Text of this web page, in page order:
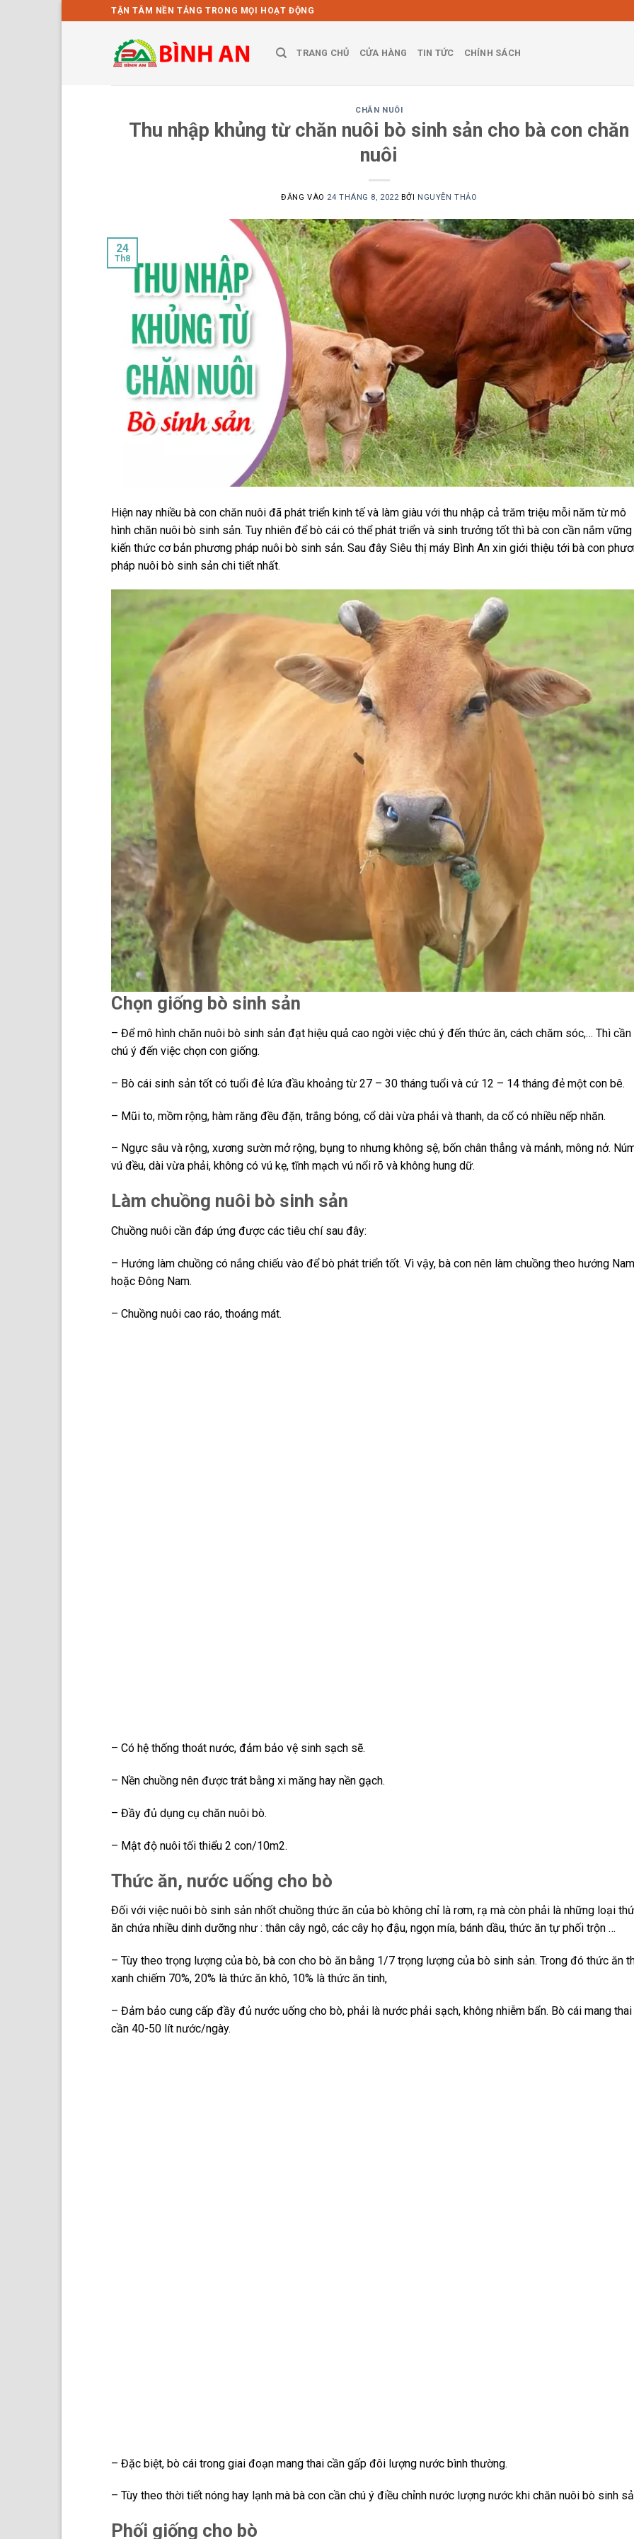
qua
TẬN TÂM NỀN TẢNG TRONG MỌI HOẠT ĐỘNG
TRANG CHỦ CỬA HÀNG TIN TỨC CHÍNH SÁCH
CHĂN NUÔI
Thu nhập khủng từ chăn nuôi bò sinh sản cho bà con chăn
nuôi
ĐĂNG VÀO 24 THÁNG 8, 2022 BỞI NGUYỄN THẢO
24
Th8
Hiện nay nhiều bà con chăn nuôi đã phát triển kinh tế và làm giàu với thu nhập cả trăm triệu mỗi năm từ mô
hình chăn nuôi bò sinh sản. Tuy nhiên để bò cái có thể phát triển và sinh trưởng tốt thì bà con cần nắm vững
kiến thức cơ bản phương pháp nuôi bò sinh sản. Sau đây Siêu thị máy Bình An xin giới thiệu tới bà con
pháp nuôi bò sinh sản chi tiết nhất.
Chọn giống bò sinh sản
– Để mô hình chăn nuôi bò sinh sản đạt hiệu quả cao ngời việc chú ý đến thức ăn, cách chăm sóc,… Thì cần
chú ý đến việc chọn con giống.
– Bò cái sinh sản tốt có tuổi đẻ lứa đầu khoảng từ 27 – 30 tháng tuổi và cứ 12 – 14 tháng đẻ một con bê.
– Mũi to, mồm rộng, hàm răng đều đặn, trắng bóng, cổ dài vừa phải và thanh, da cổ có nhiều nếp nhăn.
– Ngực sâu và rộng, xương sườn mở rộng, bụng to nhưng không sệ, bốn chân thẳng và mảnh, mông nở.
vú đều, dài vừa phải, không có vú kẹ, tĩnh mạch vú nổi rõ và không hung dữ.
Làm chuồng nuôi bò sinh sản
Chuồng nuôi cần đáp ứng được các tiêu chí sau đây:
– Hướng làm chuồng có nắng chiếu vào để bò phát triển tốt. Vì vậy, bà con nên làm chuồng theo hướng Nam
hoặc Đông Nam.
– Chuồng nuôi cao ráo, thoáng mát.
– Có hệ thống thoát nước, đảm bảo vệ sinh sạch sẽ.
– Nền chuồng nên được trát bằng xi măng hay nền gạch.
– Đầy đủ dụng cụ chăn nuôi bò.
– Mật độ nuôi tối thiểu 2 con/10m2.
Thức ăn, nước uống cho bò
Đối với việc nuôi bò sinh sản nhốt chuồng thức ăn của bò không chỉ là rơm, rạ mà còn phải là những loại
ăn chứa nhiều dinh dưỡng như : thân cây ngô, các cây họ đậu, ngọn mía, bánh dầu, thức ăn tự phối trộn …
– Tùy theo trọng lượng của bò, bà con cho bò ăn bằng 1/7 trọng lượng của bò sinh sản. Trong đó thức ăn
xanh chiếm 70%, 20% là thức ăn khô, 10% là thức ăn tinh,
– Đảm bảo cung cấp đầy đủ nước uống cho bò, phải là nước phải sạch, không nhiễm bẩn. Bò cái mang thai
cần 40-50 lít nước/ngày.
– Đặc biệt, bò cái trong giai đoạn mang thai cần gấp đôi lượng nước bình thường.
– Tùy theo thời tiết nóng hay lạnh mà bà con cần chú ý điều chỉnh nước lượng nước khi chăn nuôi bò sinh
Phối giống cho bò